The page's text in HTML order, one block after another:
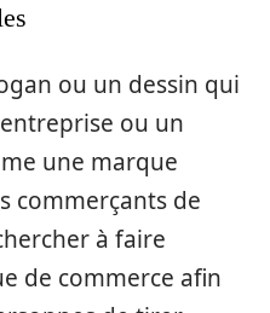
ou un dessin qui
ou un
une marque
commerçants de
à faire
de commerce afin